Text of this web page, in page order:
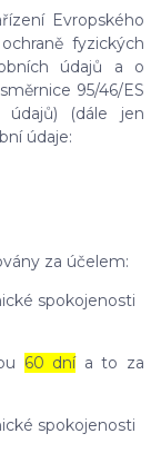
Evropského
fyzických
údajů a o
95/46/ES
údajů) (dále jen
údaje:
za účelem:
spokojenosti
60 dnía to za
spokojenosti